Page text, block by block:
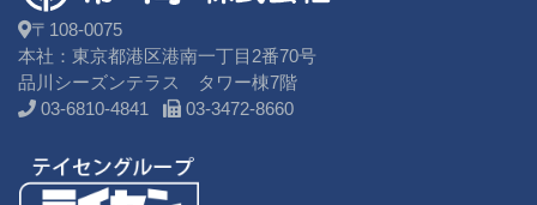
〒108-0075
本社：東京都港区港南一丁目2番70号
品川シーズンテラス タワー棟7階
03-6810-4841
03-3472-8660